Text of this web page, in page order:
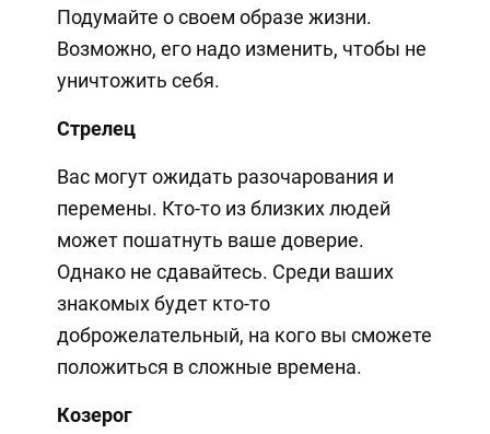
Подумайте о своем образе жизни.
Возможно, его надо изменить, чтобы не
уничтожить себя.
Стрелец
Вас могут ожидать разочарования и
перемены. Кто-то из близких людей
может пошатнуть ваше доверие.
Однако не сдавайтесь. Среди ваших
знакомых будет кто-то
доброжелательный, на кого вы сможете
положиться в сложные времена.
Козерог